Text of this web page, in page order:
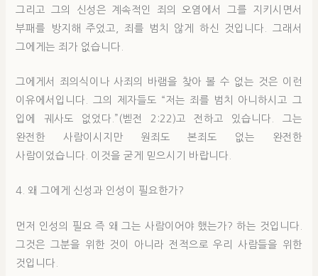
그리고 그의 신성은 계속적인 죄의 오염에서 그를 지키시면서
부패를 방지해 주었고, 죄를 범치 않게 하신 것입니다. 그래서
그에게는 죄가 없습니다.
그에게서 죄의식이나 사죄의 바램을 찾아 볼 수 없는 것은 이런
이유에서입니다. 그의 제자들도 “저는 죄를 범치 아니하시고 그
입에 궤사도 없었다.”(벧전 2:22)고 전하고 있습니다. 그는
완전한 사람이시지만 원죄도 본죄도 없는 완전한
사람이었습니다. 이것을 굳게 믿으시기 바랍니다.
4. 왜 그에게 신성과 인성이 필요한가?
먼저 인성의 필요 즉 왜 그는 사람이어야 했는가? 하는 것입니다.
그것은 그분을 위한 것이 아니라 전적으로 우리 사람들을 위한
것입니다.